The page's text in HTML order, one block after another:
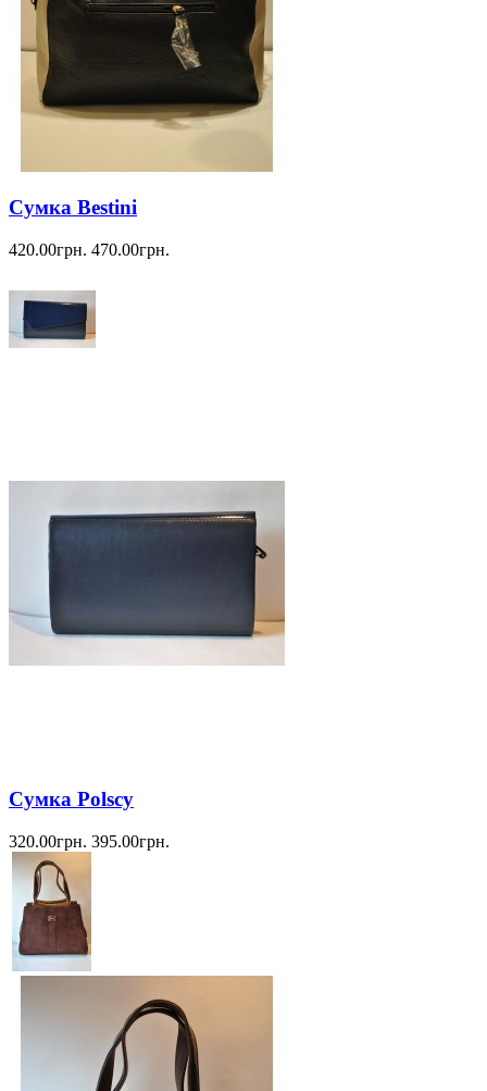
Сумка Bestini
420.00грн. 470.00грн.
Сумка Polscy
320.00грн. 395.00грн.